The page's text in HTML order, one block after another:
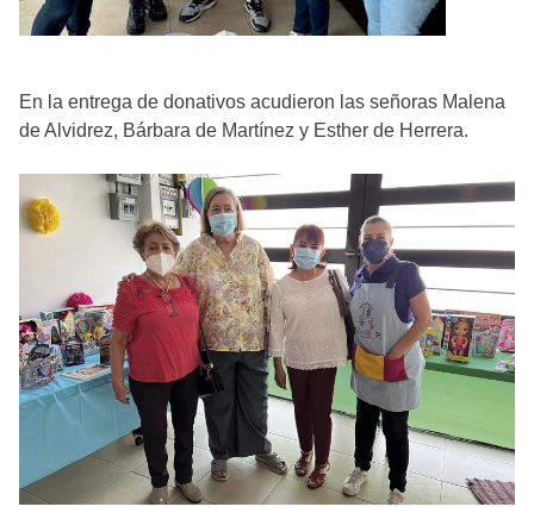
En la entrega de donativos acudieron las señoras Malena
de Alvidrez, Bárbara de Martínez y Esther de Herrera.